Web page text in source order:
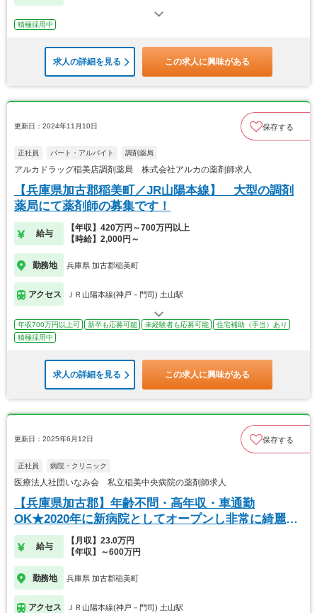
積極採用中
求人の詳細を見る この求人に興味がある
更新日：2024年11月10日 保存する
正社員 パート・アルバイト 調剤薬局
アルカドラッグ稲美店調剤薬局 株式会社アルカの薬剤師求人
【兵庫県加古郡稲美町／JR山陽本線】 大型の調剤
薬局にて薬剤師の募集です！
給与
【年収】420万円～700万円以上
【時給】2,000円～
勤務地 兵庫県 加古郡稲美町
アクセス ＪＲ山陽本線(神戸－門司) 土山駅
年収700万円以上可 新卒も応募可能 未経験者も応募可能
住宅補助（手当）あり
積極採用中
求人の詳細を見る この求人に興味がある
更新日：2025年6月12日 保存する
正社員 病院・クリニック
医療法人社団いなみ会 私立稲美中央病院の薬剤師求人
【兵庫県加古郡】年齢不問・高年収・車通勤
OK★2020年に新病院としてオープンし非常に綺麗な
環境です
給与
【月収】23.0万円
【年収】～600万円
勤務地 兵庫県 加古郡稲美町
アクセス ＪＲ山陽本線(神戸－門司) 土山駅